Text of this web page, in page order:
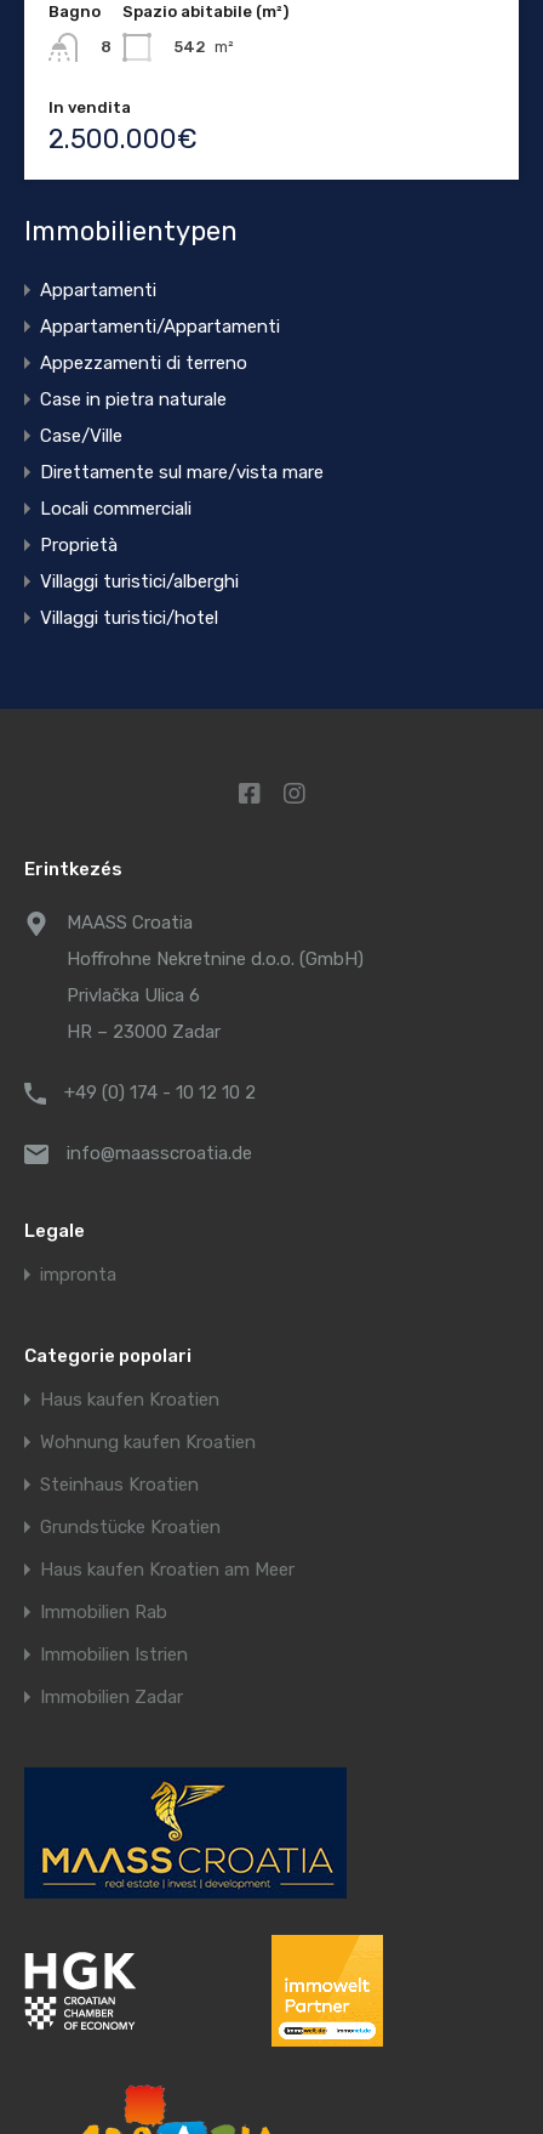
Bagno
8
Spazio abitabile (m²)
542 m²
In vendita
2.500.000€
Immobilientypen
Appartamenti
Appartamenti/Appartamenti
Appezzamenti di terreno
Case in pietra naturale
Case/Ville
Direttamente sul mare/vista mare
Locali commerciali
Proprietà
Villaggi turistici/alberghi
Villaggi turistici/hotel
Erintkezés
MAASS Croatia
Hoffrohne Nekretnine d.o.o. (GmbH)
Privlačka Ulica 6
HR – 23000 Zadar
+49 (0) 174 - 10 12 10 2
info@maasscroatia.de
Legale
impronta
Categorie popolari
Haus kaufen Kroatien
Wohnung kaufen Kroatien
Steinhaus Kroatien
Grundstücke Kroatien
Haus kaufen Kroatien am Meer
Immobilien Rab
Immobilien Istrien
Immobilien Zadar